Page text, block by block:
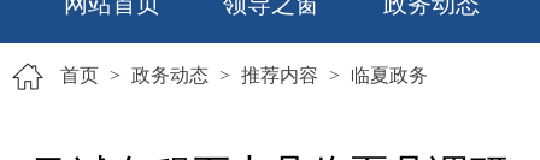
首页 > 政务动态 > 推荐内容 > 临夏政务